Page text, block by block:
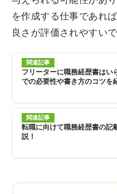
を作成する仕事であれ
良さが評価されやすいで
関連記事
フリーターに職務経歴書はい
での必要性や書き方のコツを
関連記事
転職に向けて職務経歴書の記
説！